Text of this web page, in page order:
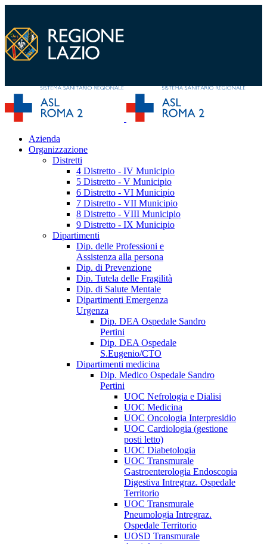
Azienda
Organizzazione
Distretti
4 Distretto - IV Municipio
5 Distretto - V Municipio
6 Distretto - VI Municipio
7 Distretto - VII Municipio
8 Distretto - VIII Municipio
9 Distretto - IX Municipio
Dipartimenti
Dip. delle Professioni e
Assistenza alla persona
Dip. di Prevenzione
Dip. Tutela delle Fragilità
Dip. di Salute Mentale
Dipartimenti Emergenza
Urgenza
Dip. DEA Ospedale Sandro
Pertini
Dip. DEA Ospedale
S.Eugenio/CTO
Dipartimenti medicina
Dip. Medico Ospedale Sandro
Pertini
UOC Nefrologia e Dialisi
UOC Medicina
UOC Oncologia Interpresidio
UOC Cardiologia (gestione
posti letto)
UOC Diabetologia
UOC Transmurale
Gastroenterologia Endoscopia
Digestiva Intregraz. Ospedale
Territorio
UOC Transmurale
Pneumologia Intregraz.
Ospedale Territorio
UOSD Transmurale